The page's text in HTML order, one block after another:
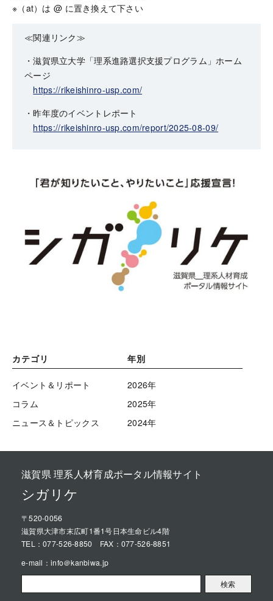
カテゴリ
イベント＆リポート
コラム
ニュース＆トピックス
年別
2026年
2025年
2024年
※（at）は @ に置き換えて下さい
≪関連リンク≫
・滋賀県立大学「理系進路選択支援プログラム」ホーム
ページ
https://rikeishinro-usp.com/
・昨年度のイベントレポート
https://rikeishinro-usp.com/report/2025-08-09/
滋賀県 理系人材育成ポータル情報サイト
シガリケ
〒520-0056
滋賀県大津市末広町1番1号日本生命ビル4階
TEL：077-526-8850 FAX：077-526-8851
e-mail： info＠kanbiwa.jp
検索